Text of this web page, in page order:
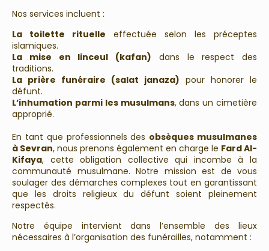
Nos services incluent :
La toilette rituelle effectuée selon les préceptes
islamiques.
La mise en linceul (kafan) dans le respect des
traditions.
La prière funéraire (salat janaza) pour honorer le
défunt.
L’inhumation parmi les musulmans, dans un cimetière
approprié.
En tant que professionnels des obsèques musulmanes
à Sevran, nous prenons également en charge le Fard Al-
Kifaya, cette obligation collective qui incombe à la
communauté musulmane. Notre mission est de vous
soulager des démarches complexes tout en garantissant
que les droits religieux du défunt soient pleinement
respectés.
Notre équipe intervient dans l’ensemble des lieux
nécessaires à l’organisation des funérailles, notamment :